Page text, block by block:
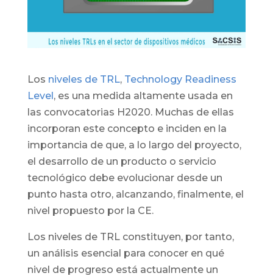
Los niveles de TRL, Technology Readiness
Level, es una medida altamente usada en
las convocatorias H2020. Muchas de ellas
incorporan este concepto e inciden en la
importancia de que, a lo largo del proyecto,
el desarrollo de un producto o servicio
tecnológico debe evolucionar desde un
punto hasta otro, alcanzando, finalmente, el
nivel propuesto por la CE.
Los niveles de TRL constituyen, por tanto,
un análisis esencial para conocer en qué
nivel de progreso está actualmente un